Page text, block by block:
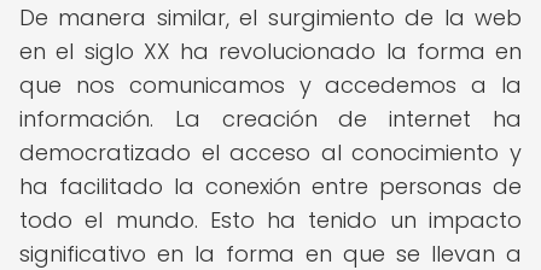
De manera similar, el surgimiento de la web
en el siglo XX ha revolucionado la forma en
que nos comunicamos y accedemos a la
información. La creación de internet ha
democratizado el acceso al conocimiento y
ha facilitado la conexión entre personas de
todo el mundo. Esto ha tenido un impacto
significativo en la forma en que se llevan a